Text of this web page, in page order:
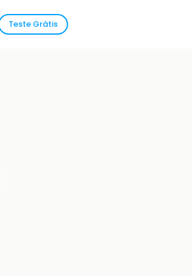
Teste Grátis